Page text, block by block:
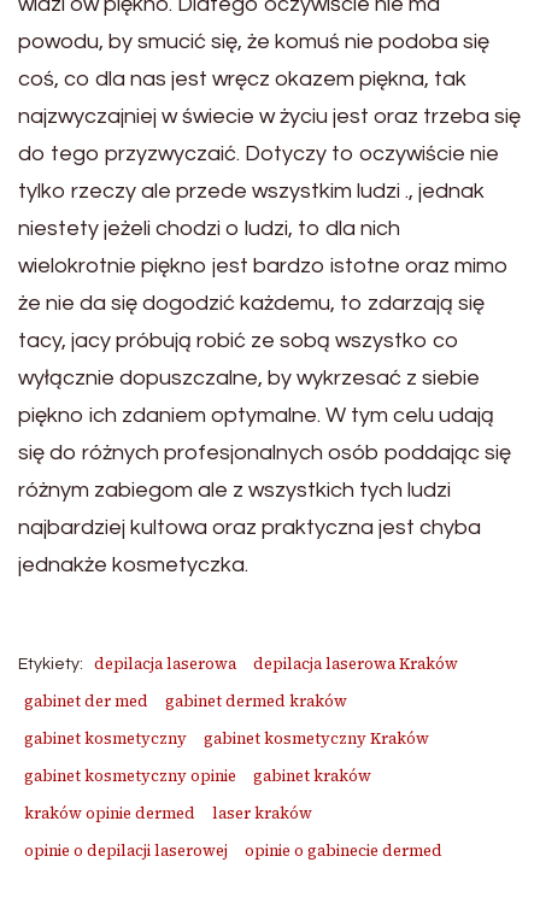
powodu, by smucić się, że komuś nie podoba się
coś, co dla nas jest wręcz okazem piękna, tak
najzwyczajniej w świecie w życiu jest oraz trzeba się
do tego przyzwyczaić. Dotyczy to oczywiście nie
tylko rzeczy ale przede wszystkim ludzi ., jednak
niestety jeżeli chodzi o ludzi, to dla nich
wielokrotnie piękno jest bardzo istotne oraz mimo
że nie da się dogodzić każdemu, to zdarzają się
tacy, jacy próbują robić ze sobą wszystko co
wyłącznie dopuszczalne, by wykrzesać z siebie
piękno ich zdaniem optymalne. W tym celu udają
się do różnych profesjonalnych osób poddając się
różnym zabiegom ale z wszystkich tych ludzi
najbardziej kultowa oraz praktyczna jest chyba
jednakże kosmetyczka.
Etykiety: depilacja laserowa
depilacja laserowa Kraków
gabinet der med
gabinet dermed kraków
gabinet kosmetyczny
gabinet kosmetyczny Kraków
gabinet kosmetyczny opinie
gabinet kraków
kraków opinie dermed
laser kraków
opinie o depilacji laserowej
opinie o gabinecie dermed